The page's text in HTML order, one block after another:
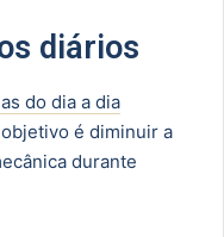
diários
do dia a dia
objetivo é diminuir a
durante